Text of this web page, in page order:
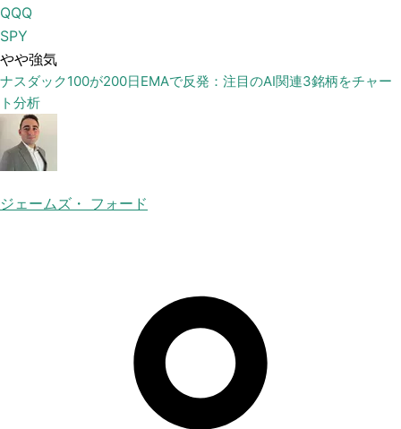
QQQ
SPY
やや強気
ナスダック100が200日EMAで反発：注目のAI関連3銘柄をチャー
ト分析
ジェームズ・ フォード